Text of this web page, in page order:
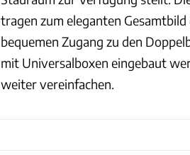
tragen zum eleganten
bequemen Zugang zu den
mit Universalboxen eingebaut
weiter vereinfachen.